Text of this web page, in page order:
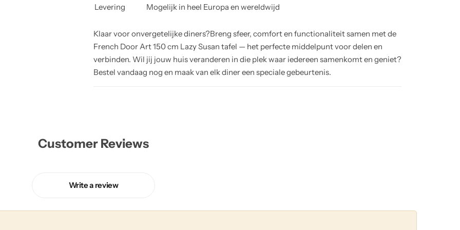
Levering Mogelijk in heel Europa en wereldwijd
Klaar voor onvergetelijke diners?Breng sfeer, comfort en functionaliteit samen met de
French Door Art 150 cm Lazy Susan tafel — het perfecte middelpunt voor delen en
verbinden. Wil jij jouw huis veranderen in die plek waar iedereen samenkomt en geniet?
Bestel vandaag nog en maak van elk diner een speciale gebeurtenis.
Customer Reviews
Write a review